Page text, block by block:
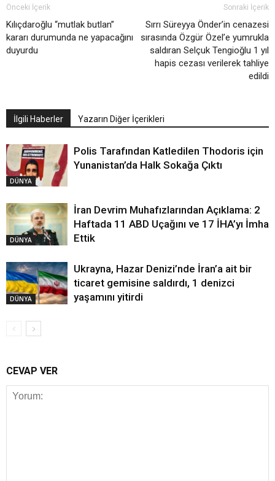
Önceki İçerik
Kılıçdaroğlu “mutlak butlan”
kararı durumunda ne yapacağını
duyurdu
Sonraki İçerik
Sırrı Süreyya Önder’in cenazesi
sırasında Özgür Özel’e yumrukla
saldıran Selçuk Tengioğlu 1 yıl
hapis cezası verilerek tahliye
edildi
İlgili Haberler Yazarın Diğer İçerikleri
DÜNYA
Polis Tarafından Katledilen Thodoris için
Yunanistan’da Halk Sokağa Çıktı
DÜNYA
İran Devrim Muhafızlarından Açıklama: 2
Haftada 11 ABD Uçağını ve 17 İHA’yı İmha
Ettik
DÜNYA
Ukrayna, Hazar Denizi’nde İran’a ait bir
ticaret gemisine saldırdı, 1 denizci
yaşamını yitirdi
CEVAP VER